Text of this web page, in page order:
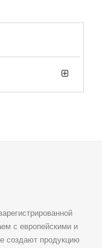
с европейскими и
создают продукцию